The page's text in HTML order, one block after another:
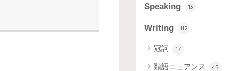
Speaking 13
Writing 112
冠詞 17
類語ニュアンス 45